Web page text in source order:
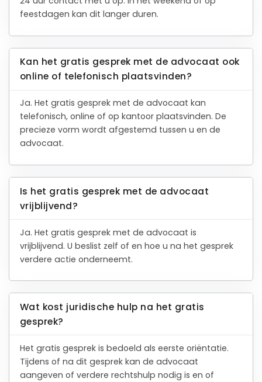
feestdagen kan dit langer duren.
Kan het gratis gesprek met de advocaat ook
online of telefonisch plaatsvinden?
Ja. Het gratis gesprek met de advocaat kan
telefonisch, online of op kantoor plaatsvinden. De
precieze vorm wordt afgestemd tussen u en de
advocaat.
Is het gratis gesprek met de advocaat
vrijblijvend?
Ja. Het gratis gesprek met de advocaat is
vrijblijvend. U beslist zelf of en hoe u na het gesprek
verdere actie onderneemt.
Wat kost juridische hulp na het gratis
gesprek?
Het gratis gesprek is bedoeld als eerste oriëntatie.
Tijdens of na dit gesprek kan de advocaat
aangeven of verdere rechtshulp nodig is en of